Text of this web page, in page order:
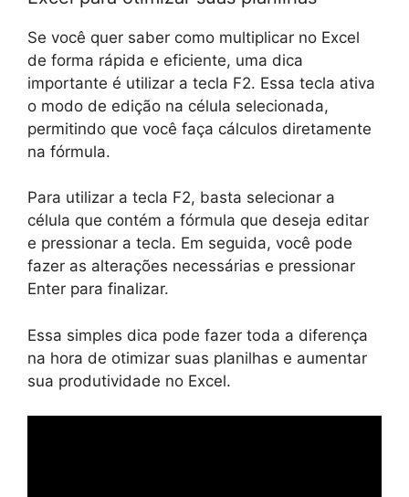
Se você quer saber como multiplicar no Excel
de forma rápida e eficiente, uma dica
importante é utilizar a tecla F2. Essa tecla ativa
o modo de edição na célula selecionada,
permitindo que você faça cálculos diretamente
na fórmula.
Para utilizar a tecla F2, basta selecionar a
célula que contém a fórmula que deseja editar
e pressionar a tecla. Em seguida, você pode
fazer as alterações necessárias e pressionar
Enter para finalizar.
Essa simples dica pode fazer toda a diferença
na hora de otimizar suas planilhas e aumentar
sua produtividade no Excel.